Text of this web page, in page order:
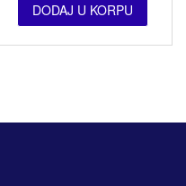
DODAJ U KORPU